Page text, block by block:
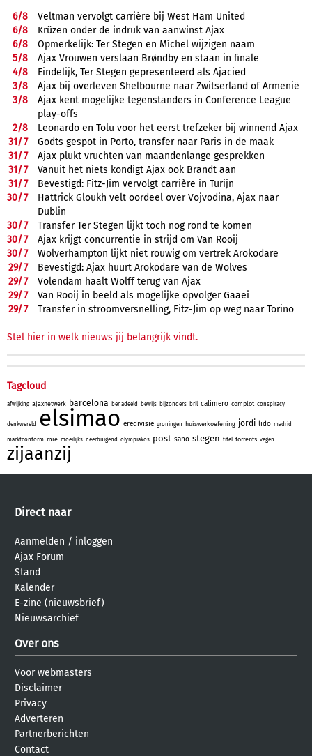
6/8
Veltman vervolgt carrière bij West Ham United
6/8
Krüzen onder de indruk van aanwinst Ajax
6/8
Opmerkelijk: Ter Stegen en Míchel wijzigen naam
5/8
Ajax Vrouwen verslaan Brøndby en staan in finale
4/8
Eindelijk, Ter Stegen gepresenteerd als Ajacied
3/8
Ajax bij overleven Shelbourne naar Zwitserland of Armenië
3/8
Ajax kent mogelijke tegenstanders in Conference League
play-offs
2/8
Leonardo en Tolu voor het eerst trefzeker bij winnend Ajax
31/7
Godts gespot in Porto, transfer naar Paris in de maak
31/7
Ajax plukt vruchten van maandenlange gesprekken
31/7
Vanuit het niets kondigt Ajax ook Brandt aan
31/7
Bevestigd: Fitz-Jim vervolgt carrière in Turijn
30/7
Hattrick Gloukh velt oordeel over Vojvodina, Ajax naar
Dublin
30/7
Transfer Ter Stegen lijkt toch nog rond te komen
30/7
Ajax krijgt concurrentie in strijd om Van Rooij
30/7
Wolverhampton lijkt niet rouwig om vertrek Arokodare
29/7
Bevestigd: Ajax huurt Arokodare van de Wolves
29/7
Volendam haalt Wolff terug van Ajax
29/7
Van Rooij in beeld als mogelijke opvolger Gaaei
29/7 Transfer in stroomversnelling, Fitz-Jim op weg naar Torino
Stel hier in welk nieuws jij belangrijk vindt.
Tagcloud
afwijking ajaxnetwerk barcelona benadeeld bewijs bijzonders bril calimero complot conspiracy
denkwereld elsimao eredivisie groningen huiswerkoefening jordi lido madrid
marktconform mie moeilijks neerbuigend olympiakos post sano stegen titel torrents vegen
zijaanzij
Direct naar
Aanmelden / inloggen
Ajax Forum
Stand
Kalender
E-zine (nieuwsbrief)
Nieuwsarchief
Over ons
Voor webmasters
Disclaimer
Privacy
Adverteren
Partnerberichten
Contact